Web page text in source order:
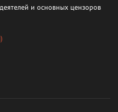
и основных цензоров